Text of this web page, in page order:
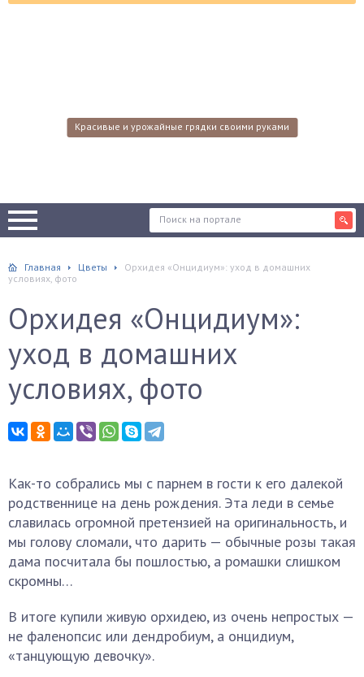
Красивые и урожайные грядки своими руками
Главная Цветы
Орхидея «Онцидиум»: уход в домашних
условиях, фото
Орхидея «Онцидиум»:
уход в домашних
условиях, фото
Как-то собрались мы с парнем в гости к его далекой
родственнице на день рождения. Эта леди в семье
славилась огромной претензией на оригинальность, и
мы голову сломали, что дарить — обычные розы такая
дама посчитала бы пошлостью, а ромашки слишком
скромны…
В итоге купили живую орхидею, из очень непростых —
не фаленопсис или дендробиум, а онцидиум,
«танцующую девочку».